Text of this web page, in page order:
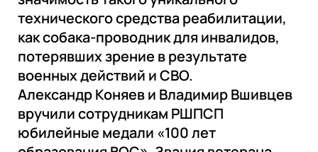
технического средства реабилитации,
как собака-проводник для инвалидов,
потерявших зрение в результате
военных действий и СВО.
Александр Коняев и Владимир Вшивцев
вручили сотрудникам РШПСП
юбилейные медали «100 лет